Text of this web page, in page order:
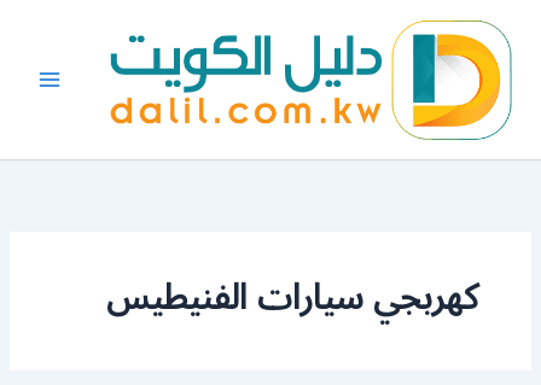
المحتوى
كهربجي سيارات الفنيطيس